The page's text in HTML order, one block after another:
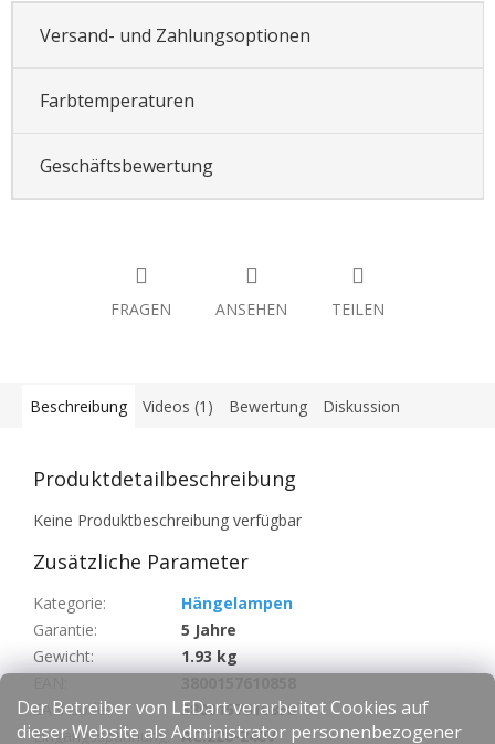
Der Betreiber von LEDart verarbeitet Cookies auf
dieser Website als Administrator personenbezogener
Versand- und Zahlungsoptionen
Farbtemperaturen
Geschäftsbewertung
FRAGEN ANSEHEN TEILEN
Beschreibung Videos (1) Bewertung Diskussion
Produktdetailbeschreibung
Keine Produktbeschreibung verfügbar
Zusätzliche Parameter
Kategorie:
Hängelampen
Garantie:
5 Jahre
Gewicht:
1.93 kg
EAN Code:
3800157610858
Eingangsspannung
AC:220-240V